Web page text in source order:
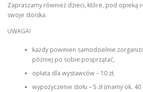
Zapraszamy również dzieci, które, pod opieką
swoje stoiska.
UWAGA!
każdy powinien samodzielnie
później po sobie posprzątać,
opłata dla wystawców – 10 zł,
wypożyczenie stołu – 5 zł (mamy ok.